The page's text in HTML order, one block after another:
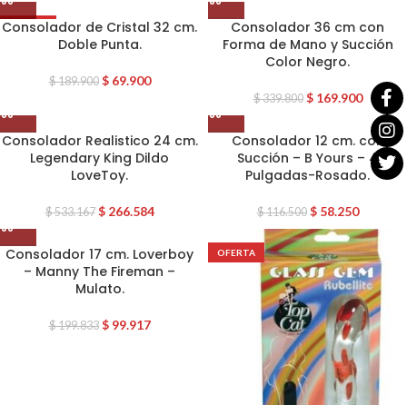
OFERTA
Consolador de Cristal 32 cm.
Doble Punta.
$189.900 $69.900
Consolador 36 cm con
Forma de Mano y Succión
Color Negro.
$339.800 $169.900
Consolador Realistico 24 cm.
Legendary King Dildo
LoveToy.
$533.167 $266.584
Consolador 12 cm. con
Succión – B Yours – 4
Pulgadas-Rosado.
$116.500 $58.250
Consolador 17 cm. Loverboy
– Manny The Fireman –
Mulato.
$199.833 $99.917
OFERTA